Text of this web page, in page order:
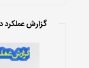
گزارش عملکرد